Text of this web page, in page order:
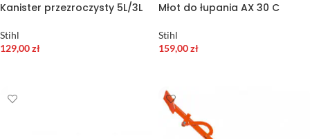
Kanister przezroczysty 5L/3L
Stihl
129,00zł
Młot do łupania AX 30 C
Stihl
159,00zł